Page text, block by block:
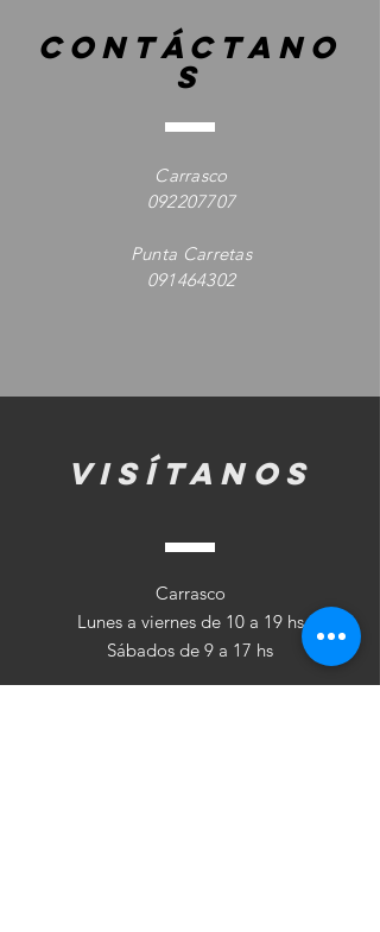
contáctano
s
Carrasco
092207707
Punta Carretas
091464302
visítanos
Carrasco
Lunes a viernes de 10 a 19 hs
Sábados de 9 a 17 hs